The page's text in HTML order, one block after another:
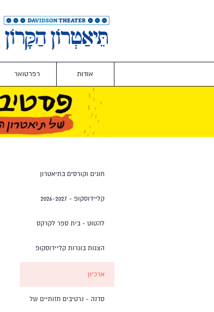
אודות רפרטואר
חוגים וקורסים בתיאטרון
קליידוסקופ - 2026-2027
להטוט - בית ספר לקרקס
הצגות בוגרות קליידוסקופ
ארכיון
סדנה - נרטיבים חזותיים של